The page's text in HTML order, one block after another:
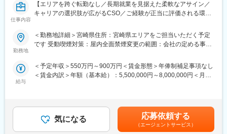
献することができます。
・「この薬すごく効き目があって良かったよ。」「こないだのリ
れてありがとう。」など、「ありがとう」という言葉が一番のや
りがいです。
■詳細
【医療分野】
健診施設へ毎日定期的に訪問し、体外診断薬・医療用検査機器、
検査用消耗品から診断システムまであらゆる商品を提案・納品し
【研究分野】
昨今は大学など研究機関の方々がノーベル医学・生理学賞等を受
でトータルに請け負います。基礎研究用試薬・理化学機器・精密
分析機器・実験用器材・冷凍冷蔵庫・実験台・PCなど研究室に必
要なすべての商品をご提案・提供することができます。
仕事内容
【エリアを跨ぐ転勤なし／長期就業を見据えた柔軟なアサイン／
キャリアの選択肢が広がるCSO／ご経験が正当に評価される環
【はじめに】
～50代まで幅広く活躍しており、長期就業も叶う環境です。
医師、薬剤師に課題解決するための医薬品情報を提供、副作用情
報を収集を行っていただきます。
勤務地
＜勤務地詳細＞宮崎県住所：宮崎県エリアをご担当いただく予定
です 受動喫煙対策：屋内全面禁煙変更の範囲：会社の定める事業
給与
＜予定年収＞550万円～900万円＜賃金形態＞年俸制補足事項なし
＜賃金内訳＞年額（基本給）：5,500,000円～8,000,000円＜月額
度支給）※ただし支給条件有。賃金はあくまでも目安の金額であ
り、選考を通じて上下する可能性があります。月給(月額)は固定手
当を含めた表記です。
気になる 応募依頼する
（エージェントサービス）